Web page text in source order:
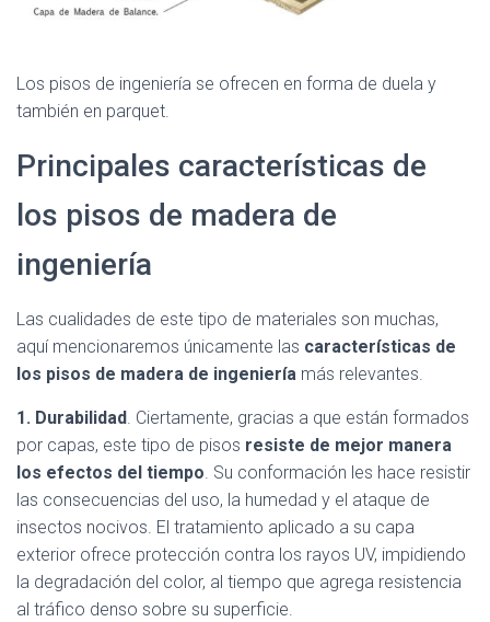
Los pisos de ingeniería se ofrecen en forma de duela y
también en parquet.
Principales características de
los pisos de madera de
ingeniería
Las cualidades de este tipo de materiales son muchas,
aquí mencionaremos únicamente las características de
los pisos de madera de ingeniería más relevantes.
1. Durabilidad. Ciertamente, gracias a que están formados
por capas, este tipo de pisos resiste de mejor manera
los efectos del tiempo. Su conformación les hace resistir
las consecuencias del uso, la humedad y el ataque de
insectos nocivos. El tratamiento aplicado a su capa
exterior ofrece protección contra los rayos UV, impidiendo
la degradación del color, al tiempo que agrega resistencia
al tráfico denso sobre su superficie.